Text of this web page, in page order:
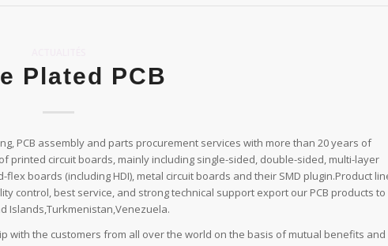
Plated PCB
PCB assembly and parts procurement services with more than 20 years of
printed circuit boards, mainly including single-sided, double-sided, multi-layer
flex boards (including HDI), metal circuit boards and their SMD plugin.Product
control, best service, and strong technical support export our PCB products to
Islands,Turkmenistan,Venezuela.
with the customers from all over the world on the basis of mutual benefits and